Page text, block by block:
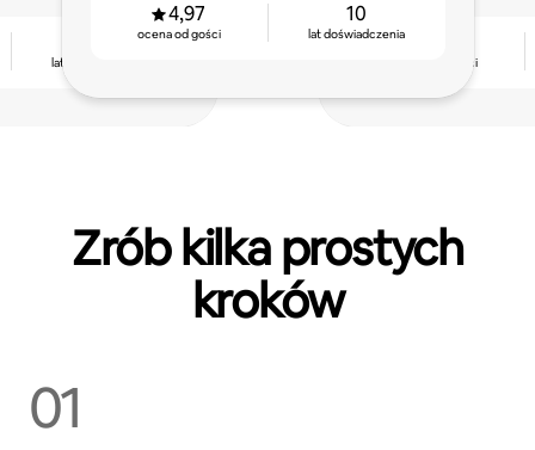
lat doświadczenia
4,97
ocena od gości
10
lat doświadczenia
ocena od gości
Zrób kilka prostych
kroków
01